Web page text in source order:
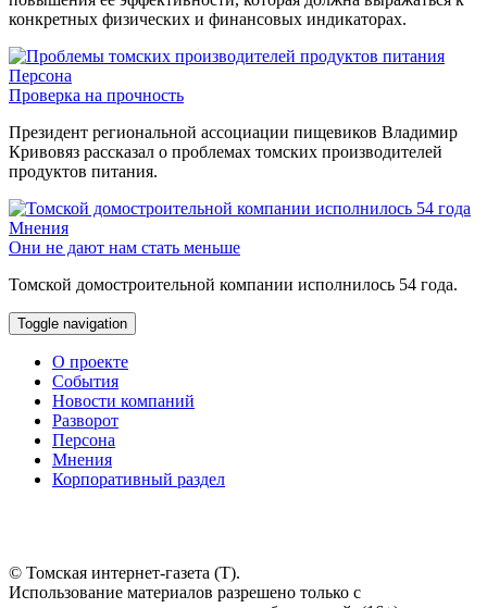
конкретных физических и финансовых индикаторах.
Персона
Проверка на прочность
Президент региональной ассоциации пищевиков Владимир
Кривовяз рассказал о проблемах томских производителей
продуктов питания.
Мнения
Они не дают нам стать меньше
Томской домостроительной компании исполнилось 54 года.
Toggle navigation
О проекте
События
Новости компаний
Разворот
Персона
Мнения
Корпоративный раздел
© Томская интернет-газета (Т).
Использование материалов разрешено только с